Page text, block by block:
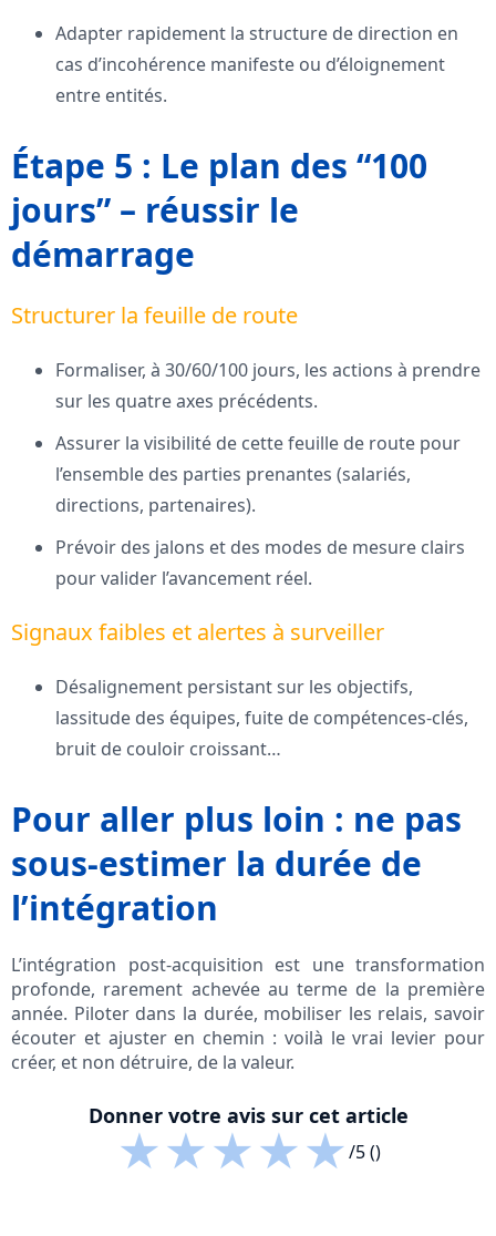
Adapter rapidement la structure de direction en
cas d’incohérence manifeste ou d’éloignement
entre entités.
Étape 5 : Le plan des “100
jours” – réussir le
démarrage
Structurer la feuille de route
Formaliser, à 30/60/100 jours, les actions à prendre
sur les quatre axes précédents.
Assurer la visibilité de cette feuille de route pour
l’ensemble des parties prenantes (salariés,
directions, partenaires).
Prévoir des jalons et des modes de mesure clairs
pour valider l’avancement réel.
Signaux faibles et alertes à surveiller
Désalignement persistant sur les objectifs,
lassitude des équipes, fuite de compétences-clés,
bruit de couloir croissant…
Pour aller plus loin : ne pas
sous-estimer la durée de
l’intégration
L’intégration post-acquisition est une transformation
profonde, rarement achevée au terme de la première
année. Piloter dans la durée, mobiliser les relais, savoir
écouter et ajuster en chemin : voilà le vrai levier pour
créer, et non détruire, de la valeur.
Donner votre avis sur cet article
★★★★★/5 ()